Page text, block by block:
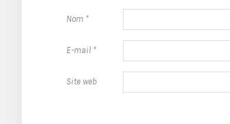
Nom *
E-mail *
Site web